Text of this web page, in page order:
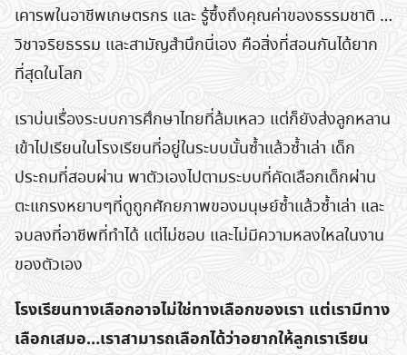
Search
for:
เคารพในอาชีพเกษตรกร และ รู้ซึ้งถึงคุณค่าของธรรมชาติ …
วิชาจริยธรรม และสามัญสำนึกนี่เอง คือสิ่งที่สอนกันได้ยาก
ที่สุดในโลก
เราบ่นเรื่องระบบการศึกษาไทยที่ล้มเหลว แต่ก็ยังส่งลูกหลาน
เข้าไปเรียนในโรงเรียนที่อยู่ในระบบนั้นซ้ำแล้วซ้ำเล่า เด็ก
ประถมที่สอบผ่าน พาตัวเองไปตามระบบที่คัดเลือกเด็กผ่าน
ตะแกรงหยาบๆที่ดูถูกศักยภาพของมนุษย์ซ้ำแล้วซ้ำเล่า และ
จบลงที่อาชีพที่ทำได้ แต่ไม่ชอบ และไม่มีความหลงใหลในงาน
ของตัวเอง
โรงเรียนทางเลือกอาจไม่ใช่ทางเลือกของเรา แต่เรามีทาง
เลือกเสมอ…เราสามารถเลือกได้ว่าอยากให้ลูกเราเรียน